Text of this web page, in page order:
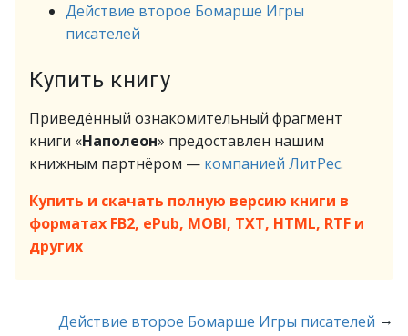
Действие второе Бомарше Игры
писателей
Купить книгу
Приведённый ознакомительный фрагмент
книги «Наполеон» предоставлен нашим
книжным партнёром — компанией ЛитРес.
Купить и скачать полную версию книги в
форматах FB2, ePub, MOBI, TXT, HTML, RTF и
других
Действие второе Бомарше Игры писателей →